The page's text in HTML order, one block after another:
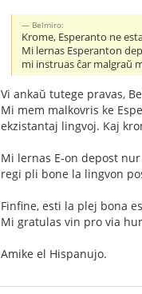
Belmiro:
Krome, Esperanto ne
Mi lernas Esperanton
mi instruas ĉar malgraŭ
Vi ankaŭ tutege pravas,
Mi mem malkovris ke
ekzistantaj lingvoj. Kaj
Mi lernas E-on depost
regi pli bone la lingvon
Finfine, esti la plej bona
Mi gratulas vin pro via
Amike el Hispanujo.